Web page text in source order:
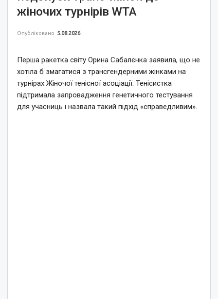
жіночих турнірів WTA
Опубліковано 5.08.2026
Перша ракетка світу Орина Сабалєнка заявила, що не
хотіла б змагатися з трансгендерними жінками на
турнірах Жіночої тенісної асоціації. Тенісистка
підтримала запровадження генетичного тестування
для учасниць і назвала такий підхід «справедливим».